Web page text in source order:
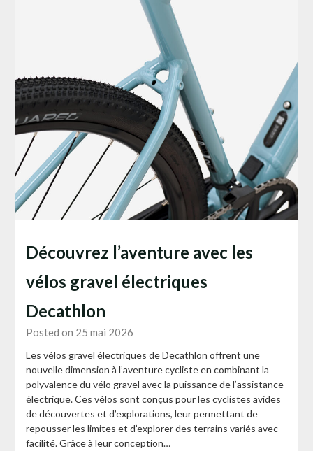
Découvrez l’aventure avec les
vélos gravel électriques
Decathlon
Posted on 25 mai 2026
Les vélos gravel électriques de Decathlon offrent une
nouvelle dimension à l’aventure cycliste en combinant la
polyvalence du vélo gravel avec la puissance de l’assistance
électrique. Ces vélos sont conçus pour les cyclistes avides
de découvertes et d’explorations, leur permettant de
repousser les limites et d’explorer des terrains variés avec
facilité. Grâce à leur conception…